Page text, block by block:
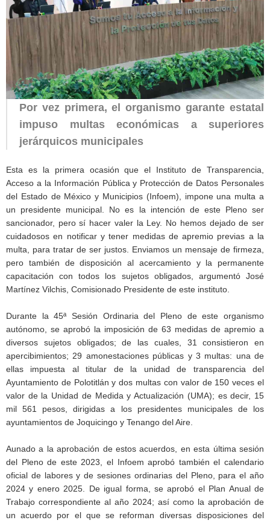
Por vez primera, el organismo garante estatal
impuso multas económicas a superiores
jerárquicos municipales
Esta es la primera ocasión que el Instituto de Transparencia,
Acceso a la Información Pública y Protección de Datos Personales
del Estado de México y Municipios (Infoem), impone una multa a
un presidente municipal. No es la intención de este Pleno ser
sancionador, pero sí hacer valer la Ley. No hemos dejado de ser
cuidadosos en notificar y tener medidas de apremio previas a la
multa, para tratar de ser justos. Enviamos un mensaje de firmeza,
pero también de disposición al acercamiento y la permanente
capacitación con todos los sujetos obligados, argumentó José
Martínez Vilchis, Comisionado Presidente de este instituto.
Durante la 45ª Sesión Ordinaria del Pleno de este organismo
autónomo, se aprobó la imposición de 63 medidas de apremio a
diversos sujetos obligados; de las cuales, 31 consistieron en
apercibimientos; 29 amonestaciones públicas y 3 multas: una de
ellas impuesta al titular de la unidad de transparencia del
Ayuntamiento de Polotitlán y dos multas con valor de 150 veces el
valor de la Unidad de Medida y Actualización (UMA); es decir, 15
mil 561 pesos, dirigidas a los presidentes municipales de los
ayuntamientos de Joquicingo y Tenango del Aire.
Aunado a la aprobación de estos acuerdos, en esta última sesión
del Pleno de este 2023, el Infoem aprobó también el calendario
oficial de labores y de sesiones ordinarias del Pleno, para el año
2024 y enero 2025. De igual forma, se aprobó el Plan Anual de
Trabajo correspondiente al año 2024; así como la aprobación de
un acuerdo por el que se reforman diversas disposiciones del